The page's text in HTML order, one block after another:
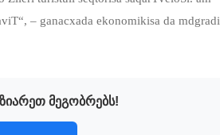
– ganacxada ekonomikisa da mdgradi
მეგობრებს!